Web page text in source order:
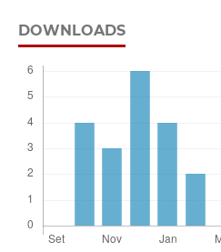
DOWNLOADS